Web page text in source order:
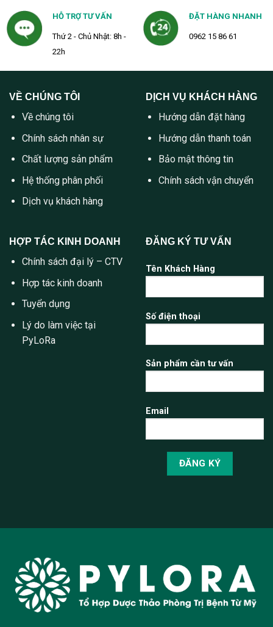
HỖ TRỢ TƯ VẤN
Thứ 2 - Chủ Nhật: 8h -
22h
ĐẶT HÀNG NHANH
0962 15 86 61
VỀ CHÚNG TÔI
Về chúng tôi
Chính sách nhân sự
Chất lượng sản phẩm
Hệ thống phân phối
Dịch vụ khách hàng
DỊCH VỤ KHÁCH HÀNG
Hướng dẫn đặt hàng
Hướng dẫn thanh toán
Bảo mật thông tin
Chính sách vận chuyển
HỢP TÁC KINH DOANH
Chính sách đại lý – CTV
Hợp tác kinh doanh
Tuyển dụng
Lý do làm việc tại
PyLoRa
ĐĂNG KÝ TƯ VẤN
Tên Khách Hàng
Số điện thoại
Sản phẩm cần tư vấn
Email